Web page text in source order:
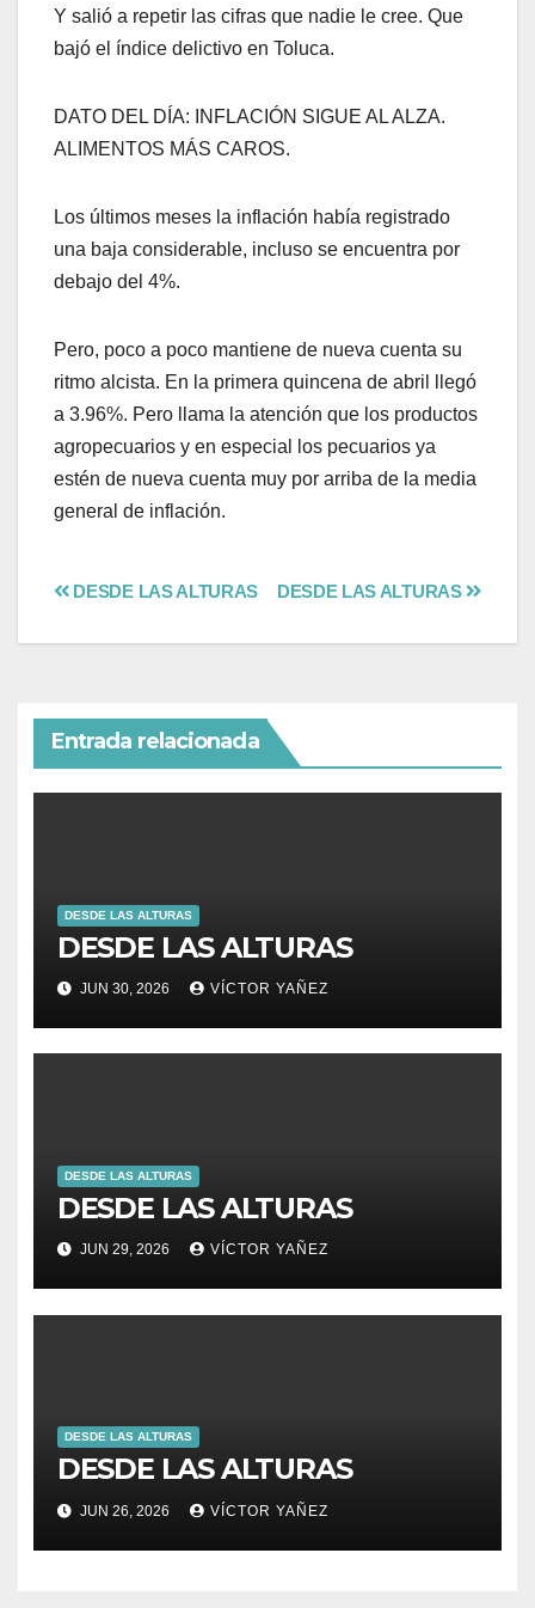
Y salió a repetir las cifras que nadie le cree. Que
bajó el índice delictivo en Toluca.
DATO DEL DÍA: INFLACIÓN SIGUE AL ALZA.
ALIMENTOS MÁS CAROS.
Los últimos meses la inflación había registrado
una baja considerable, incluso se encuentra por
debajo del 4%.
Pero, poco a poco mantiene de nueva cuenta su
ritmo alcista. En la primera quincena de abril llegó
a 3.96%. Pero llama la atención que los productos
agropecuarios y en especial los pecuarios ya
estén de nueva cuenta muy por arriba de la media
general de inflación.
DESDE LAS ALTURAS
DESDE LAS ALTURAS
Entrada relacionada
DESDE LAS ALTURAS
DESDE LAS ALTURAS
JUN 30, 2026 VÍCTOR YAÑEZ
DESDE LAS ALTURAS
DESDE LAS ALTURAS
JUN 29, 2026 VÍCTOR YAÑEZ
DESDE LAS ALTURAS
DESDE LAS ALTURAS
JUN 26, 2026 VÍCTOR YAÑEZ